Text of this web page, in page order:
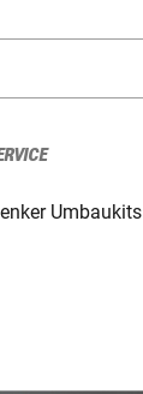
Umbaukits